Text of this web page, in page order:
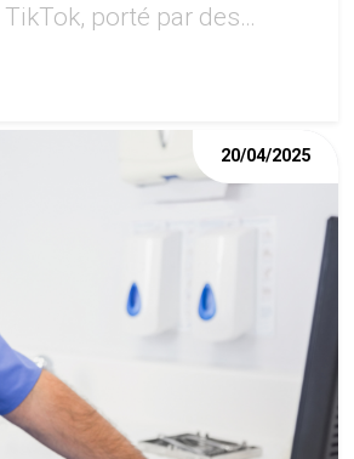
porté par des
20/04/2025